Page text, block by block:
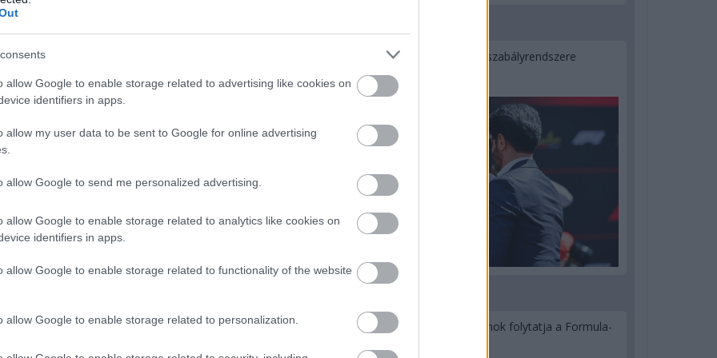
allow Google to enable storage related to advertising like cookies on
identifiers in apps.
allow my user data to be sent to Google for online advertising
allow Google to send me personalized advertising.
allow Google to enable storage related to analytics like cookies on
identifiers in apps.
allow Google to enable storage related to functionality of the website
allow Google to enable storage related to personalization.
lesz a #8-as autónak – mindjárt látjuk, hogy mennyi.
közben újabb 3:19,9-es kört dobott oda. Az utolsó utáni
kereket cserélték le. Sok furcsaság miatt buktak már
így most 15 másodperccel vezet a #7-es. De
Még így is szoros lehet a vége...
defektjénél nem a megfelelő kereket cserélték le a
még egyszer... Időt akartak spórolni, hiszen egy teljes
mint egy szimpla csere – ezen mehet el a
idő óta először megy 3:20 alá egy Toyota, miközben
Ilyen lehet a jövő F1-es szabályrendszere
Domenicali szerint
Újabb korábbi F2-es bajnok folytatja a Formula-